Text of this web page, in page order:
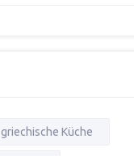
griechische Küche